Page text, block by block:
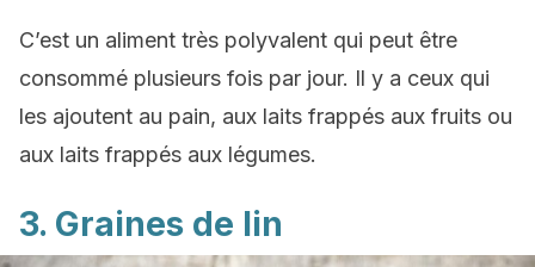
C’est un aliment très polyvalent qui peut être
consommé plusieurs fois par jour. Il y a ceux qui
les ajoutent au pain, aux laits frappés aux fruits ou
aux laits frappés aux légumes.
3. Graines de lin